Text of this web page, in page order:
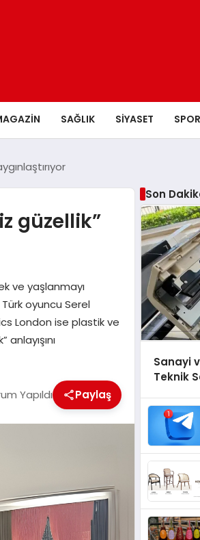
SAĞLIK SIYASET SPOR
güzellik”
ve yaşlanmayı
oyuncu Serel
London ise plastik ve
Yapıldı Paylaş
Son
Sanayi
Teknik